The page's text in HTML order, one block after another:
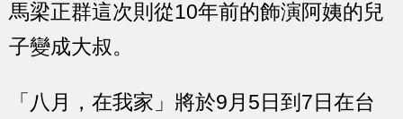
馬梁正群這次則從10年前的飾演阿姨的兒
子變成大叔。
「八月，在我家」將於9月5日到7日在台